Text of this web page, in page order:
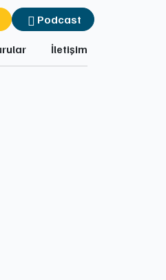
Podcast
İletişim